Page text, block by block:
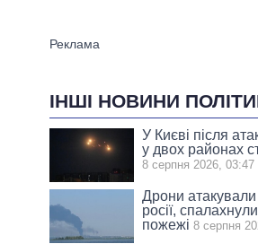
ІНШІ НОВИНИ
У Києві після
у двох районах
8 серпня 2026, 03:47
Дрони
росії,
пожежі 8 серпня